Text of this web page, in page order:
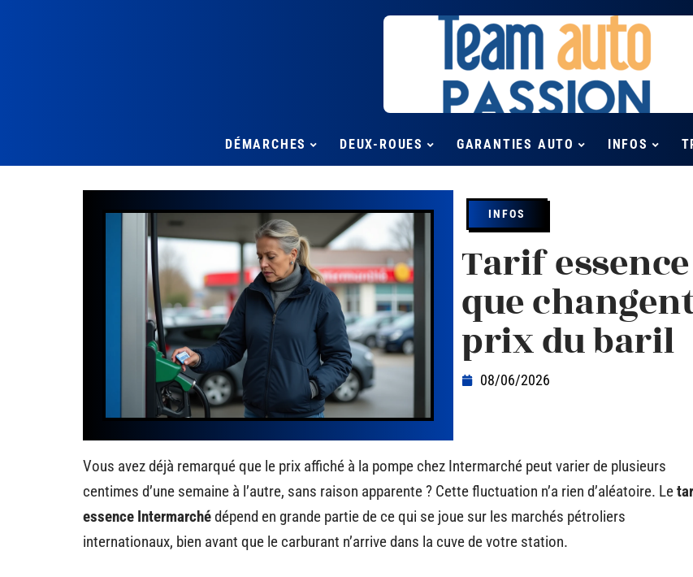
DÉMARCHES DEUX-ROUES GARANTIES AUTO INFOS
INFOS
Tarif
que
prix du baril
08/06/2026
Vous avez déjà remarqué que le prix affiché à la pompe chez Intermarché peut varier de plusieurs
centimes d’une semaine à l’autre, sans raison apparente ? Cette fluctuation n’a rien d’aléatoire. Le
essence Intermarchédépend en grande partie de ce qui se joue sur les marchés pétroliers
internationaux, bien avant que le carburant n’arrive dans la cuve de votre station.